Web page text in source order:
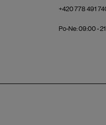
+420 778 491
Po-Ne: 09:00 -